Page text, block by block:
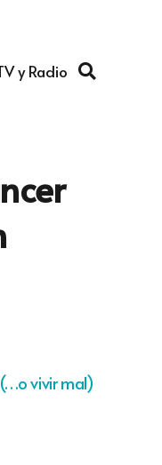
y Radio
vivir mal)